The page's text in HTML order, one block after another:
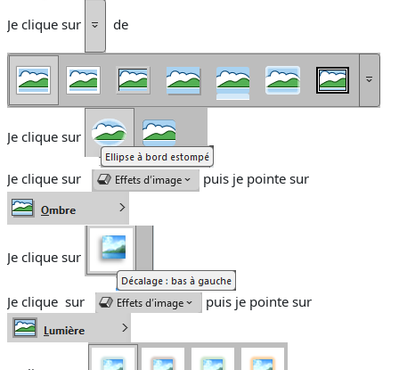
Je clique sur de
Je clique sur
Je clique sur puis je pointe sur
Je clique sur
Je clique sur puis je pointe sur